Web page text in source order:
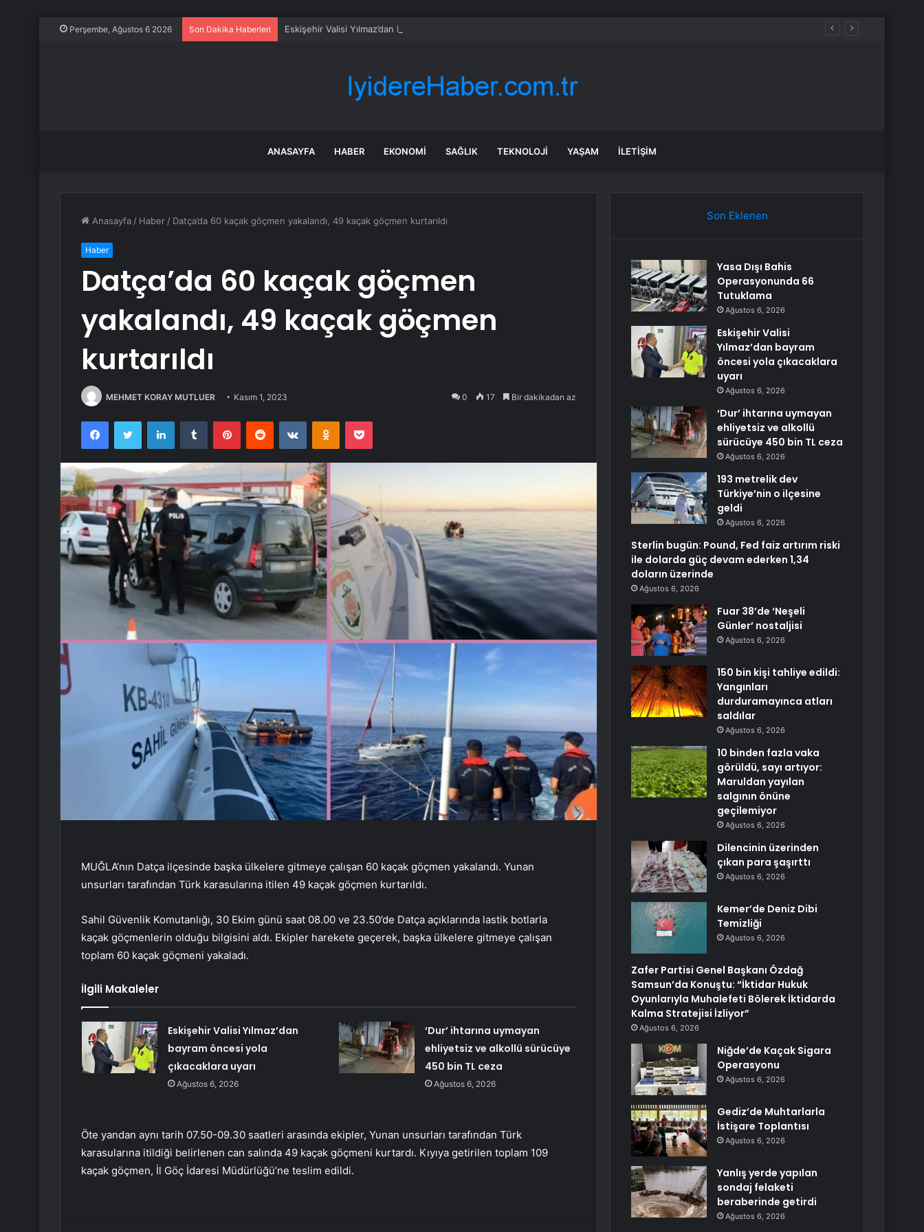
Perşembe, Ağustos 6 2026 Son Dakika Haberleri Eskişehir Valisi Yılmaz’dan bayram öncesi yola çıkacaklara uyarı
ANASAYFA HABER EKONOMI SAĞLIK TEKNOLOJI YAŞAM İLETIŞIM
Anasayfa / Haber / Datça’da 60 kaçak göçmen yakalandı, 49 kaçak göçmen kurtarıldı
Haber
Datça’da 60 kaçak göçmen
yakalandı, 49 kaçak göçmen
kurtarıldı
MEHMET KORAY MUTLUER Kasım 1, 2023 0 17 Bir dakikadan az
FacebookTwitter LinkedInTumblr PinterestReddit VKontakteOdnoklassniki
Pocket
MUĞLA’nın Datça ilçesinde başka ülkelere gitmeye çalışan 60 kaçak göçmen yakalandı. Yunan
unsurları tarafından Türk karasularına itilen 49 kaçak göçmen kurtarıldı.
Sahil Güvenlik Komutanlığı, 30 Ekim günü saat 08.00 ve 23.50’de Datça açıklarında lastik botlarla
kaçak göçmenlerin olduğu bilgisini aldı. Ekipler harekete geçerek, başka ülkelere gitmeye çalışan
toplam 60 kaçak göçmeni yakaladı.
İlgili Makaleler
Eskişehir Valisi Yılmaz’dan
bayram öncesi yola
çıkacaklara uyarı
Ağustos 6, 2026
‘Dur’ ihtarına uymayan
ehliyetsiz ve alkollü sürücüye
450 bin TL ceza
Ağustos 6, 2026
Öte yandan aynı tarih 07.50-09.30 saatleri arasında ekipler, Yunan unsurları tarafından Türk
karasularına itildiği belirlenen can salında 49 kaçak göçmeni kurtardı. Kıyıya getirilen toplam 109
kaçak göçmen, İl Göç İdaresi Müdürlüğü’ne teslim edildi.
Son Eklenen
Yasa Dışı Bahis
Operasyonunda 66
Tutuklama
Ağustos 6, 2026
Eskişehir Valisi
Yılmaz’dan bayram
öncesi yola çıkacaklara
uyarı
Ağustos 6, 2026
‘Dur’ ihtarına uymayan
ehliyetsiz ve alkollü
sürücüye 450 bin TL ceza
Ağustos 6, 2026
193 metrelik dev
Türkiye’nin o ilçesine
geldi
Ağustos 6, 2026
Sterlin bugün: Pound, Fed faiz artırım riski
ile dolarda güç devam ederken 1,34
doların üzerinde
Ağustos 6, 2026
Fuar 38’de ‘Neşeli
Günler’ nostaljisi
Ağustos 6, 2026
150 bin kişi tahliye edildi:
Yangınları
durduramayınca atları
saldılar
Ağustos 6, 2026
10 binden fazla vaka
görüldü, sayı artıyor:
Maruldan yayılan
salgının önüne
geçilemiyor
Ağustos 6, 2026
Dilencinin üzerinden
çıkan para şaşırttı
Ağustos 6, 2026
Kemer’de Deniz Dibi
Temizliği
Ağustos 6, 2026
Zafer Partisi Genel Başkanı Özdağ
Samsun’da Konuştu: “İktidar Hukuk
Oyunlarıyla Muhalefeti Bölerek İktidarda
Kalma Stratejisi İzliyor”
Ağustos 6, 2026
Niğde’de Kaçak Sigara
Operasyonu
Ağustos 6, 2026
Gediz’de Muhtarlarla
İstişare Toplantısı
Ağustos 6, 2026
Yanlış yerde yapılan
sondaj felaketi
beraberinde getirdi
Ağustos 6, 2026